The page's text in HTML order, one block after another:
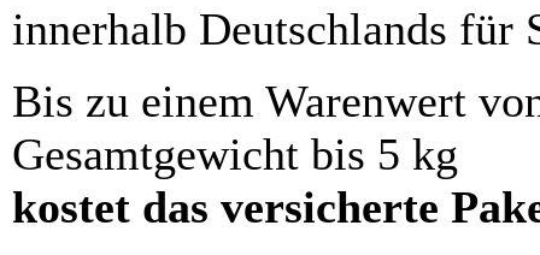
innerhalb Deutschlands für
Bis zu einem Warenwert
Gesamtgewicht bis 5 kg
kostet das versicherte